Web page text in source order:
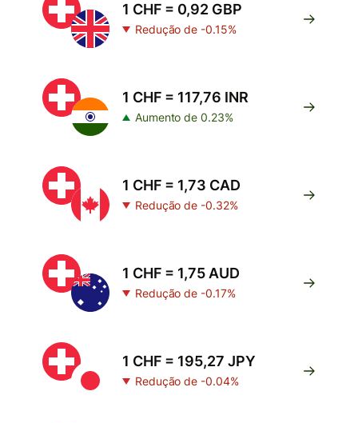
1 CHF = 0,92 GBP
Redução de -0.15%
1 CHF = 117,76 INR
Aumento de 0.23%
1 CHF = 1,73 CAD
Redução de -0.32%
1 CHF = 1,75 AUD
Redução de -0.17%
1 CHF = 195,27 JPY
Redução de -0.04%